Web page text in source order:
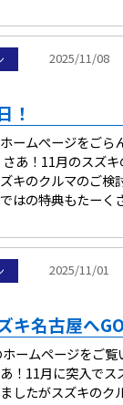
2025/11/08
！
ームぺージをごら
あ！11月のスズ
キのクルマのご検
はの特典もたーく
2025/11/01
キ名古屋へ
ームページをご覧
！11月に突入でス
したがスズキのク